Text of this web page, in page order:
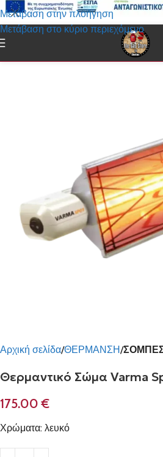
Μετάβαση στην πλοήγηση
Μετάβαση στο κύριο περιεχόμενο
Αρχική σελίδα ΘΕΡΜΑΝΣΗ
Θερμαντικό Σώμα Varma
175.00€
Χρώματα: λευκό